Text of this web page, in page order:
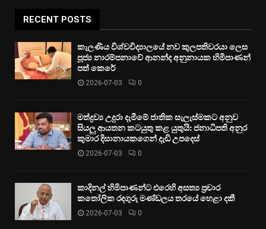
RECENT POSTS
කැලණිය විශ්වවිද්‍යාලයේ නව කුලපතිවරයා ලෙස
පූජ්‍ය නාරම්පනාවේ ආනන්ද අනුනායක හිමිපාණන්
පත් කෙරේ
2026-07-03 0
මත්ද්‍රව්‍ය උදුරා දැමීමේ ජාතික සැලැස්මකට අනුව
සියලු ආයතන කටයුතු කළ යුතුයි: ජනාධිපති අනුර
කුමාර දිසානායකගෙන් දැඩි උපදෙස්
2026-07-03 0
කාදිනල් හිමිපාණන්ට එරෙහි අසත්‍ය ප්‍රචාර
කතෝලික රදගුරු මණ්ඩලය තරයේ හෙළා දකී
2026-07-03 0